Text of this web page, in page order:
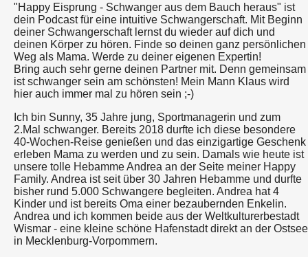
"Happy Eisprung - Schwanger aus dem Bauch heraus" ist
dein Podcast für eine intuitive Schwangerschaft. Mit Beginn
deiner Schwangerschaft lernst du wieder auf dich und
deinen Körper zu hören. Finde so deinen ganz persönlichen
Weg als Mama. Werde zu deiner eigenen Expertin!
Bring auch sehr gerne deinen Partner mit. Denn gemeinsam
ist schwanger sein am schönsten! Mein Mann Klaus wird
hier auch immer mal zu hören sein ;-)
Ich bin Sunny, 35 Jahre jung, Sportmanagerin und zum
2.Mal schwanger. Bereits 2018 durfte ich diese besondere
40-Wochen-Reise genießen und das einzigartige Geschenk
erleben Mama zu werden und zu sein. Damals wie heute ist
unsere tolle Hebamme Andrea an der Seite meiner Happy
Family. Andrea ist seit über 30 Jahren Hebamme und durfte
bisher rund 5.000 Schwangere begleiten. Andrea hat 4
Kinder und ist bereits Oma einer bezaubernden Enkelin.
Andrea und ich kommen beide aus der Weltkulturerbestadt
Wismar - eine kleine schöne Hafenstadt direkt an der Ostsee
in Mecklenburg-Vorpommern.